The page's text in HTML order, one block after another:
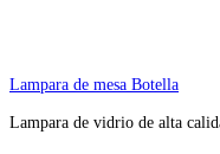
Lampara de mesa Botella
Lampara de vidrio de alta